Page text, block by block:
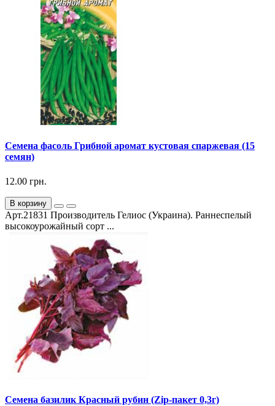
Семена фасоль Грибной аромат кустовая спаржевая (15
семян)
12.00 грн.
В корзину
Арт.21831 Производитель Гелиос (Украина). Раннеспелый
высокоурожайный сорт ...
Семена базилик Красный рубин (Zip-пакет 0,3г)